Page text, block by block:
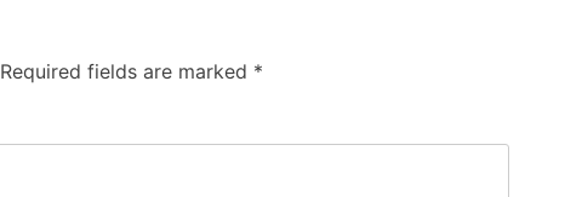
Required fields are marked *